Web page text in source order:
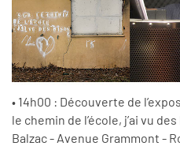
• 14h00 : Découverte de
le chemin de l’école, j’ai vu
Balzac - Avenue Grammont -